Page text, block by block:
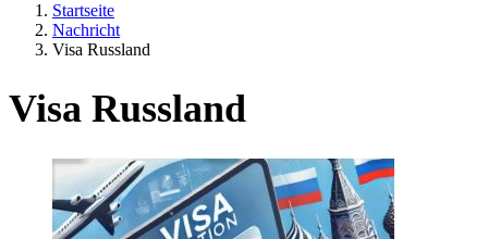
Startseite
Nachricht
Visa Russland
Visa Russland